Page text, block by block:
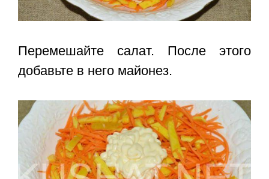
Перемешайте салат. После этого
добавьте в него майонез.